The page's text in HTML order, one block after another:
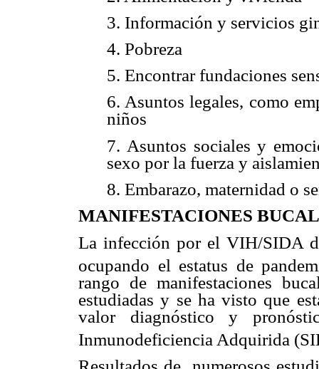
3. Información y servicios
4. Pobreza
5. Encontrar fundaciones
6. Asuntos legales, como
niños
7. Asuntos sociales y
sexo por la fuerza y
8. Embarazo, maternidad o
MANIFESTACIONES
La infección por el VIH/SIDA
ocupando el estatus de
rango de manifestaciones
estudiadas y se ha visto que
valor diagnóstico y
Inmunodeficiencia Adquirida